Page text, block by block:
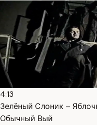
4:13
Зелёный Слоник –
Обычный Вый